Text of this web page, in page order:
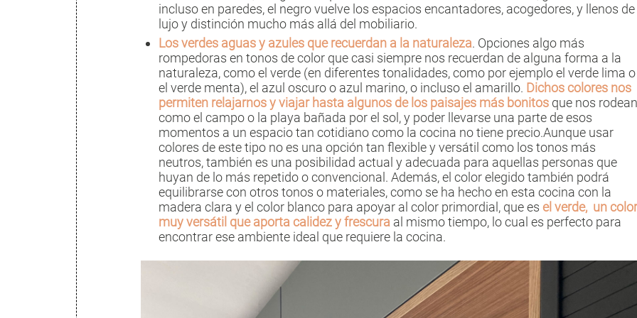
incluso en paredes, el negro vuelve los espacios encantadores, acogedores, y llenos de
lujo y distinción mucho más allá del mobiliario.
Los verdes aguas y azules que recuerdan a la naturaleza. Opciones algo más
rompedoras en tonos de color que casi siempre nos recuerdan de alguna forma a la
naturaleza, como el verde (en diferentes tonalidades, como por ejemplo el verde lima o
el verde menta), el azul oscuro o azul marino, o incluso el amarillo. Dichos colores nos
permiten relajarnos y viajar hasta algunos de los paisajes más bonitos que nos
como el campo o la playa bañada por el sol, y poder llevarse una parte de esos
momentos a un espacio tan cotidiano como la cocina no tiene precio.Aunque usar
colores de este tipo no es una opción tan flexible y versátil como los tonos más
neutros, también es una posibilidad actual y adecuada para aquellas personas que
huyan de lo más repetido o convencional. Además, el color elegido también podrá
equilibrarse con otros tonos o materiales, como se ha hecho en esta cocina con la
madera clara y el color blanco para apoyar al color primordial, que es el verde, un color
muy versátil que aporta calidez y frescura al mismo tiempo, lo cual es perfecto para
encontrar ese ambiente ideal que requiere la cocina.